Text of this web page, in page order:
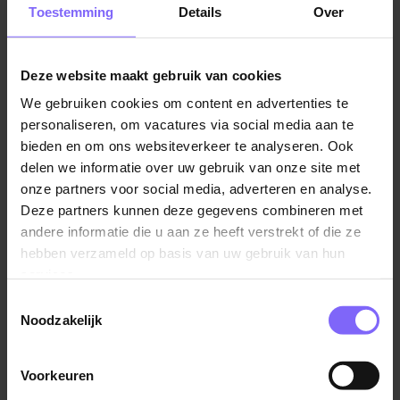
Toestemming Details Over
Deze website maakt gebruik van cookies
We gebruiken cookies om content en advertenties te
personaliseren, om vacatures via social media aan te
bieden en om ons websiteverkeer te analyseren. Ook
delen we informatie over uw gebruik van onze site met
onze partners voor social media, adverteren en analyse.
Deze partners kunnen deze gegevens combineren met
andere informatie die u aan ze heeft verstrekt of die ze
hebben verzameld op basis van uw gebruik van hun
Noodzakelijk
Voorkeuren
thuis kunnen blijven genieten van bijzondere
waarbij we sinds kort met 2 verschillende teams
werken: één team voor cliënten die kortdurende
herstelzorg nodig hebben en één voor cliënten met
een chronische hulpvraag. Als helpende (plus) kom je
te werken in het team voor chronische hulpvragen.
Bij de chronische hulpvraag gaat het om cliënten met
problematiek. Als helpende (plus) houd je rekening
met de individuele wensen van cliënten en pas je de
zorg en begeleiding hierop aan. Samen met je team
stimuleer en ondersteun je de cliënten in de wijk. Van